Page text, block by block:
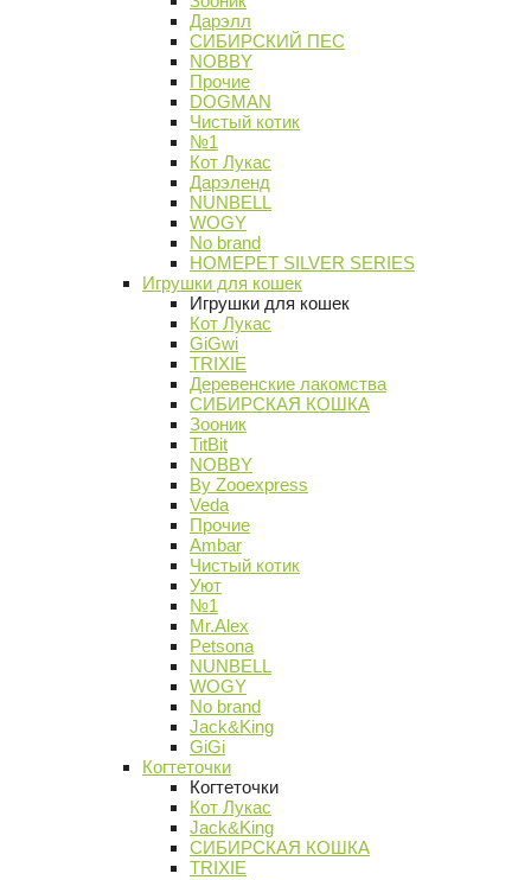
Дарэлл
СИБИРСКИЙ ПЕС
NOBBY
Прочие
DOGMAN
Чистый котик
№1
Кот Лукас
Дарэленд
NUNBELL
WOGY
No brand
HOMEPET SILVER SERIES
Игрушки для кошек
Игрушки для кошек
Кот Лукас
GiGwi
TRIXIE
Деревенские лакомства
СИБИРСКАЯ КОШКА
Зооник
TitBit
NOBBY
By Zooexpress
Veda
Прочие
Ambar
Чистый котик
Уют
№1
Mr.Alex
Petsona
NUNBELL
WOGY
No brand
Jack&King
GiGi
Когтеточки
Когтеточки
Кот Лукас
Jack&King
СИБИРСКАЯ КОШКА
TRIXIE